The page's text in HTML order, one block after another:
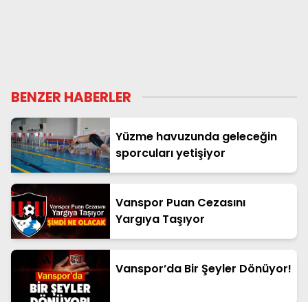
BENZER HABERLER
Yüzme havuzunda geleceğin
sporcuları yetişiyor
Vanspor Puan Cezasını
Yargıya Taşıyor
Vanspor’da Bir Şeyler Dönüyor!